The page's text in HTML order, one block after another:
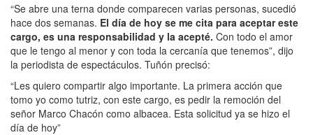
“Se abre una terna donde comparecen varias personas, sucedió
hace dos semanas. El día de hoy se me cita para aceptar este
cargo, es una responsabilidad y la acepté. Con todo el amor
que le tengo al menor y con toda la cercanía que tenemos”, dijo
la periodista de espectáculos. Tuñón precisó:
“Les quiero compartir algo importante. La primera acción que
tomo yo como tutriz, con este cargo, es pedir la remoción del
señor Marco Chacón como albacea. Esta solicitud ya se hizo el
día de hoy”